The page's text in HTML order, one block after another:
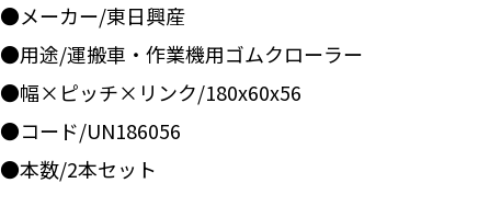
●メーカー/東日興産
●用途/運搬車・作業機用ゴムクローラー
●幅×ピッチ×リンク/180x60x56
●コード/UN186056
●本数/2本セット